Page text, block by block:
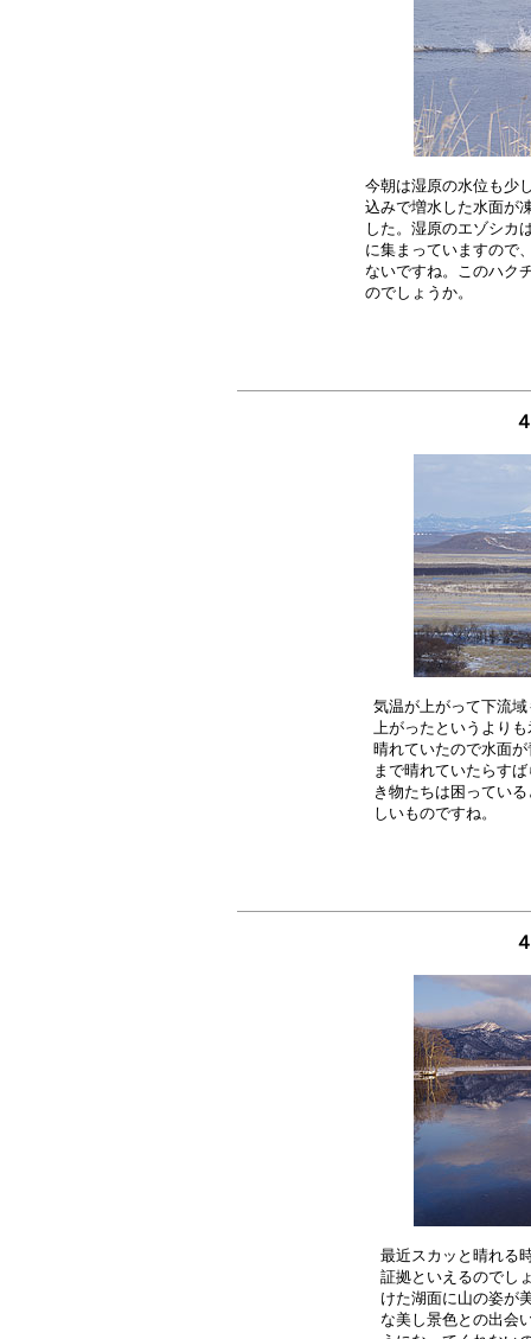
今朝は湿原の水位も少
込みで増水した水面が
した。湿原のエゾシカ
に集まっていますので
ないですね。このハク
気温が上がって下流
上がったというより
晴れていたので水面
まで晴れていたらす
き物たちは困ってい
最近スカッと晴れる
証拠といえるのでし
けた湖面に山の姿が
な美し景色との出会